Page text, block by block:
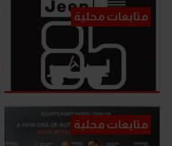
متابعات محلية
متابعات محلية